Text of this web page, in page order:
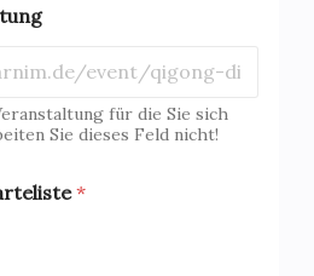
für die Sie sich
Sie dieses Feld nicht!
*